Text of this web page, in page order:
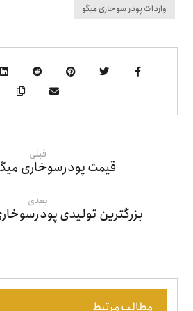
واردات پودر سوخاری میگو
قبلی
قیمت پودرسوخاری
بعدی
بزرگترین تولیدی
مطالب مرتبط